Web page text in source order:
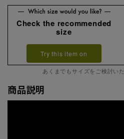
Check the recommended
size
Try this item on
あくまでもサイズをご検討い
商品説明